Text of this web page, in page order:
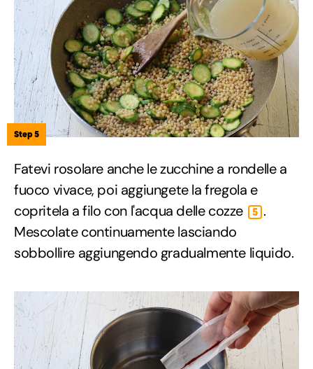
Step 5
Fatevi rosolare anche le zucchine a rondelle a
fuoco vivace, poi aggiungete la fregola e
copritela a filo con l'acqua delle cozze
5 .
Mescolate continuamente lasciando
sobbollire aggiungendo gradualmente liquido.